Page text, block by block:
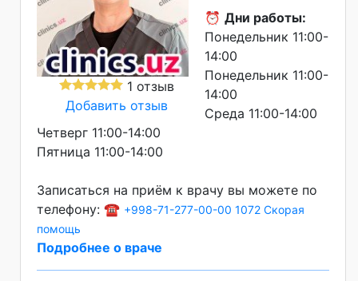
1 отзыв
Добавить отзыв
⏰ Дни работы:
Понедельник 11:00-
14:00
Понедельник 11:00-
14:00
Среда 11:00-14:00
Четверг 11:00-14:00
Пятница 11:00-14:00
Записаться на приём к врачу вы можете по
телефону: ☎️ +998-71-277-00-00 1072 Скорая
помощь
Подробнее о враче